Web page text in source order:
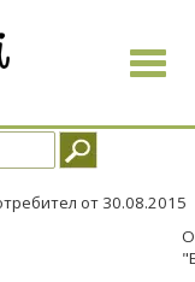
Toggle
от 30.08.2015